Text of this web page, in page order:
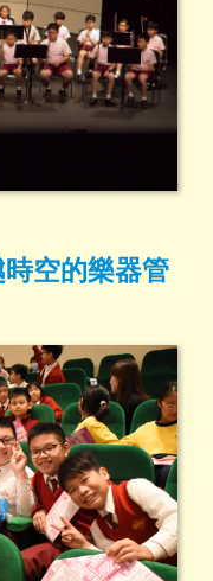
空的樂器管